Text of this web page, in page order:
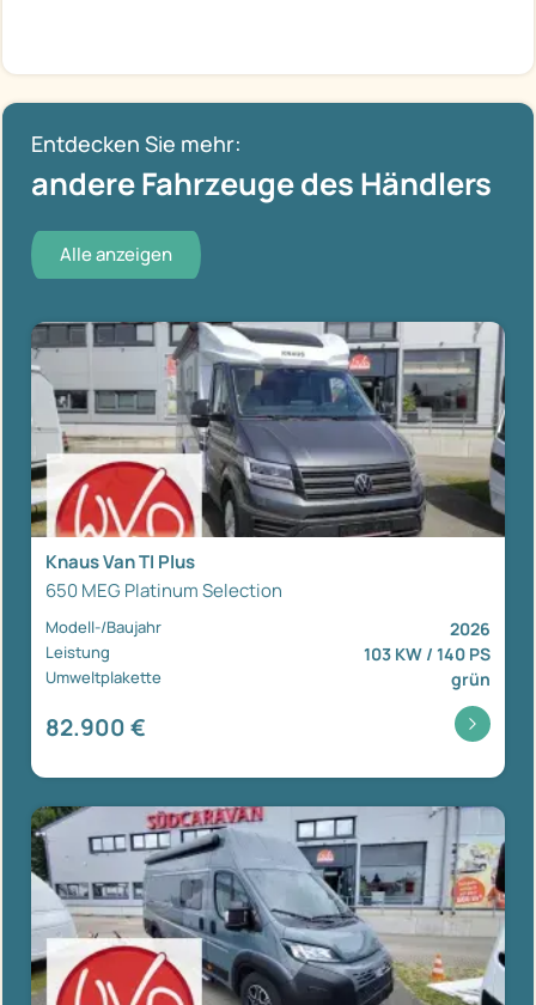
Entdecken Sie mehr:
andere Fahrzeuge des Händlers
Alle anzeigen
Knaus Van TI Plus
650 MEG Platinum Selection
Modell-/Baujahr 2026
Leistung 103 KW / 140 PS
Umweltplakette grün
82.900 €